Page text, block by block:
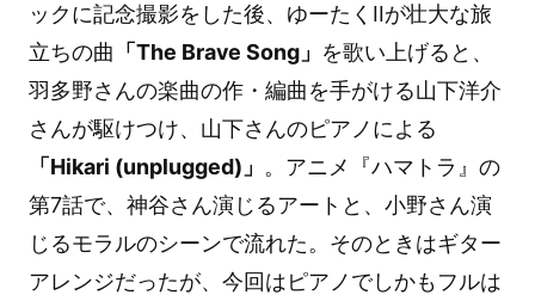
ックに記念撮影をした後、ゆーたくIIが壮大な旅
立ちの曲 「The Brave Song」 を歌い上げると、
羽多野さんの楽曲の作・編曲を手がける山下洋介
さんが駆けつけ、山下さんのピアノによる
「Hikari (unplugged)」 。アニメ『ハマトラ』の
第7話で、神谷さん演じるアートと、小野さん演
じるモラルのシーンで流れた。そのときはギター
アレンジだったが、今回はピアノでしかもフルは